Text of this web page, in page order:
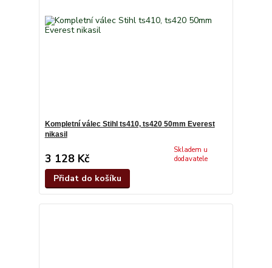
Kompletní válec Stihl ts410, ts420 50mm Everest
nikasil
3 128 Kč
Skladem u
dodavatele
Přidat do košíku